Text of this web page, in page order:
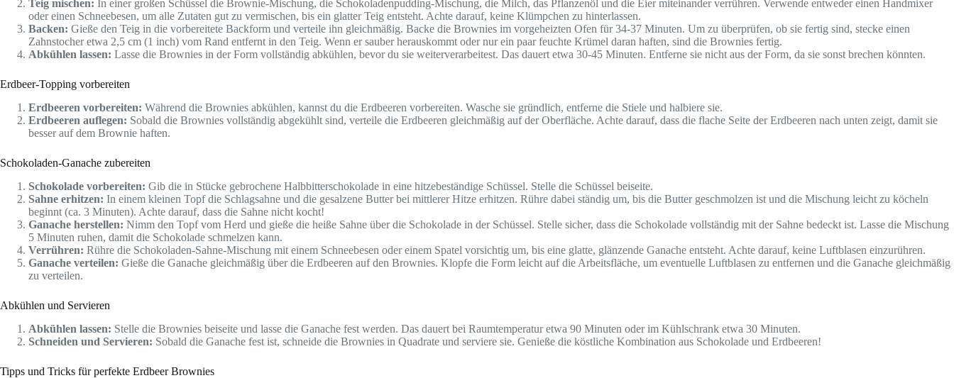
Teig mischen: In einer großen Schüssel die Brownie-Mischung, die Schokoladenpudding-Mischung, die Milch, das Pflanzenöl und die Eier miteinander verrühren. Verwende entweder einen Handmixer
oder einen Schneebesen, um alle Zutaten gut zu vermischen, bis ein glatter Teig entsteht. Achte darauf, keine Klümpchen zu hinterlassen.
Backen: Gieße den Teig in die vorbereitete Backform und verteile ihn gleichmäßig. Backe die Brownies im vorgeheizten Ofen für 34-37 Minuten. Um zu überprüfen, ob sie fertig sind, stecke einen
Zahnstocher etwa 2,5 cm (1 inch) vom Rand entfernt in den Teig. Wenn er sauber herauskommt oder nur ein paar feuchte Krümel daran haften, sind die Brownies fertig.
Abkühlen lassen: Lasse die Brownies in der Form vollständig abkühlen, bevor du sie weiterverarbeitest. Das dauert etwa 30-45 Minuten. Entferne sie nicht aus der Form, da sie sonst brechen könnten.
Erdbeer-Topping vorbereiten
Erdbeeren vorbereiten: Während die Brownies abkühlen, kannst du die Erdbeeren vorbereiten. Wasche sie gründlich, entferne die Stiele und halbiere sie.
Erdbeeren auflegen: Sobald die Brownies vollständig abgekühlt sind, verteile die Erdbeeren gleichmäßig auf der Oberfläche. Achte darauf, dass die flache Seite der Erdbeeren nach unten zeigt, damit sie
besser auf dem Brownie haften.
Schokoladen-Ganache zubereiten
Schokolade vorbereiten: Gib die in Stücke gebrochene Halbbitterschokolade in eine hitzebeständige Schüssel. Stelle die Schüssel beiseite.
Sahne erhitzen: In einem kleinen Topf die Schlagsahne und die gesalzene Butter bei mittlerer Hitze erhitzen. Rühre dabei ständig um, bis die Butter geschmolzen ist und die Mischung leicht zu köcheln
beginnt (ca. 3 Minuten). Achte darauf, dass die Sahne nicht kocht!
Ganache herstellen: Nimm den Topf vom Herd und gieße die heiße Sahne über die Schokolade in der Schüssel. Stelle sicher, dass die Schokolade vollständig mit der Sahne bedeckt ist. Lasse die Mischung
5 Minuten ruhen, damit die Schokolade schmelzen kann.
Verrühren: Rühre die Schokoladen-Sahne-Mischung mit einem Schneebesen oder einem Spatel vorsichtig um, bis eine glatte, glänzende Ganache entsteht. Achte darauf, keine Luftblasen einzurühren.
Ganache verteilen: Gieße die Ganache gleichmäßig über die Erdbeeren auf den Brownies. Klopfe die Form leicht auf die Arbeitsfläche, um eventuelle Luftblasen zu entfernen und die Ganache gleichmäßig
zu verteilen.
Abkühlen und Servieren
Abkühlen lassen: Stelle die Brownies beiseite und lasse die Ganache fest werden. Das dauert bei Raumtemperatur etwa 90 Minuten oder im Kühlschrank etwa 30 Minuten.
Schneiden und Servieren: Sobald die Ganache fest ist, schneide die Brownies in Quadrate und serviere sie. Genieße die köstliche Kombination aus Schokolade und Erdbeeren!
Tipps und Tricks für perfekte Erdbeer Brownies